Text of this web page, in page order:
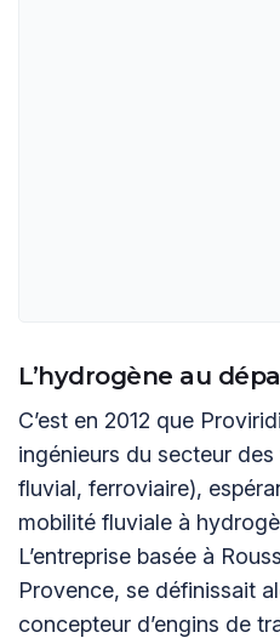
L’hydrogène au
C’est en 2012 que
ingénieurs du secteur
fluvial, ferroviaire),
mobilité fluviale à
L’entreprise basée à
Provence, se définissait
concepteur d’engins de